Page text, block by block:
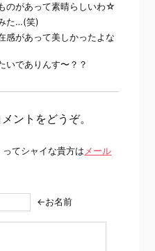
のがあって素晴らしいわ☆
た…(笑)
感があって美しかったよな
いでありんす〜？？
ントをどうぞ。
てシャイな貴方は メール
←お名前